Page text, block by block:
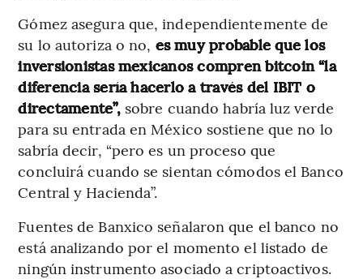
Gómez asegura que, independientemente de
su lo autoriza o no, es muy probable que los
inversionistas mexicanos compren bitcoin “la
diferencia sería hacerlo a través del IBIT o
directamente”, sobre cuando habría luz verde
para su entrada en México sostiene que no lo
sabría decir, “pero es un proceso que
concluirá cuando se sientan cómodos el Banco
Central y Hacienda”.
Fuentes de Banxico señalaron que el banco no
está analizando por el momento el listado de
ningún instrumento asociado a criptoactivos.